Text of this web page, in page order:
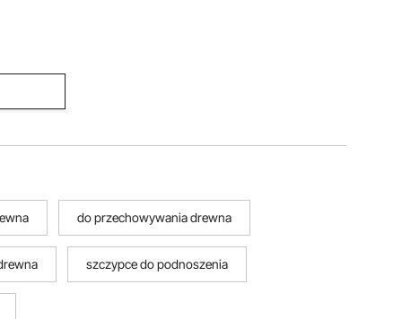
do
do przechowywania drewna
szczypce do podnoszenia